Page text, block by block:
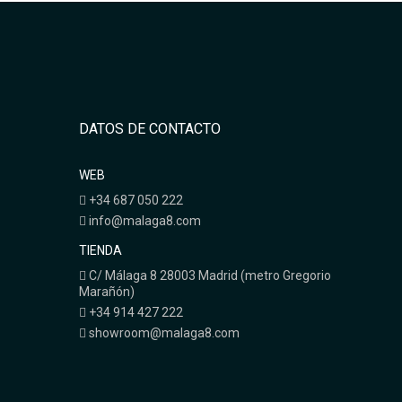
DATOS DE CONTACTO
WEB
+34 687 050 222
info@malaga8.com
TIENDA
C/ Málaga 8 28003 Madrid (metro Gregorio
Marañón)
+34 914 427 222
showroom@malaga8.com